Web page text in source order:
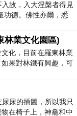
的。
故，入大涅槃者得見
功德。佛性亦爾，悉
林業文化園區)
化，目前在羅東林業
果對林鐵有興趣，可
尿的插圖，所以我只
在椅子上，神龕和中